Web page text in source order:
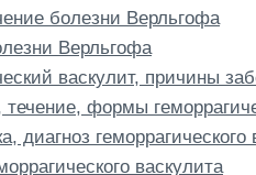
болезни Верльгофа
Верльгофа
васкулит, причины
формы
диагноз геморрагического
васкулита